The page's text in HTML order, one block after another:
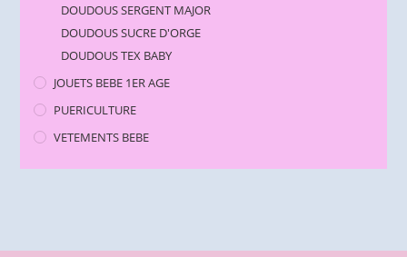
DOUDOUS SERGENT MAJOR
DOUDOUS SUCRE D'ORGE
DOUDOUS TEX BABY
JOUETS BEBE 1ER AGE
PUERICULTURE
VETEMENTS BEBE